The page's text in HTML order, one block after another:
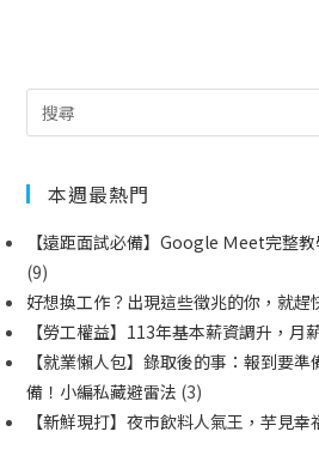
本週最熱門
【遠距面試必備】Google Ｍeet完整
(9)
好想換工作？出現這些徵兆的你，就趕
【勞工權益】113年基本薪資調升，月
【就業懶人包】錄取後的事：報到要
備！小編私藏避雷法 (3)
【新鮮現打】夜市飲料人氣王，芋見幸